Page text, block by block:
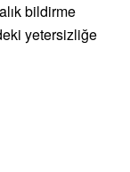
bildirme
yetersizliğe